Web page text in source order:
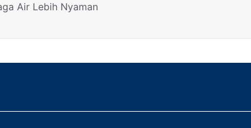
Air Lebih Nyaman